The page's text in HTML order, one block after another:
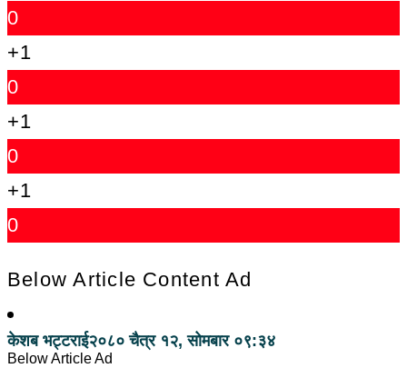
0
+1
0
+1
0
+1
0
Below Article Content Ad
केशब भट्टराई२०८० चैत्र १२, सोमबार ०९:३४
Below Article Ad